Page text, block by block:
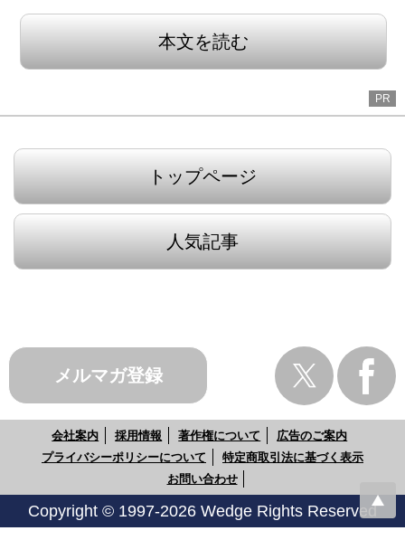
本文を読む
PR
トップページ
人気記事
メルマガ登録
会社案内 採用情報 著作権について
広告のご案内
プライバシーポリシーについて
特定商取引法に基づく表示
お問い合わせ
Copyright © 1997-2026 Wedge Rights Reserved